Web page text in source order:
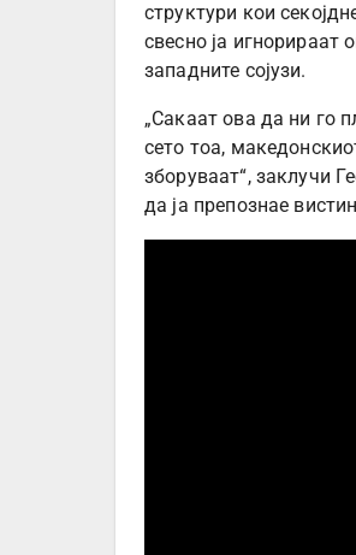
структури кои
свесно ја
западните сојузи.
„Сакаат ова да ни го
сето тоа,
зборуваат“, заклучи
да ја препознае